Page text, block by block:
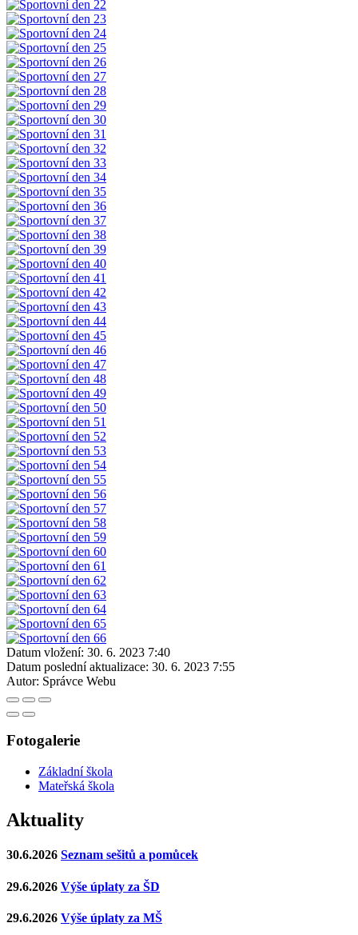
Datum vložení: 30. 6. 2023 7:40
Datum poslední aktualizace: 30. 6. 2023 7:55
Autor: Správce Webu
Fotogalerie
Základní škola
Mateřská škola
Aktuality
30.6.2026 Seznam sešitů a pomůcek
29.6.2026 Výše úplaty za ŠD
29.6.2026 Výše úplaty za MŠ